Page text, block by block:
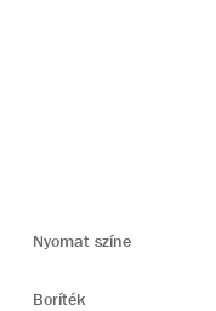
Nyomat színe
Boríték